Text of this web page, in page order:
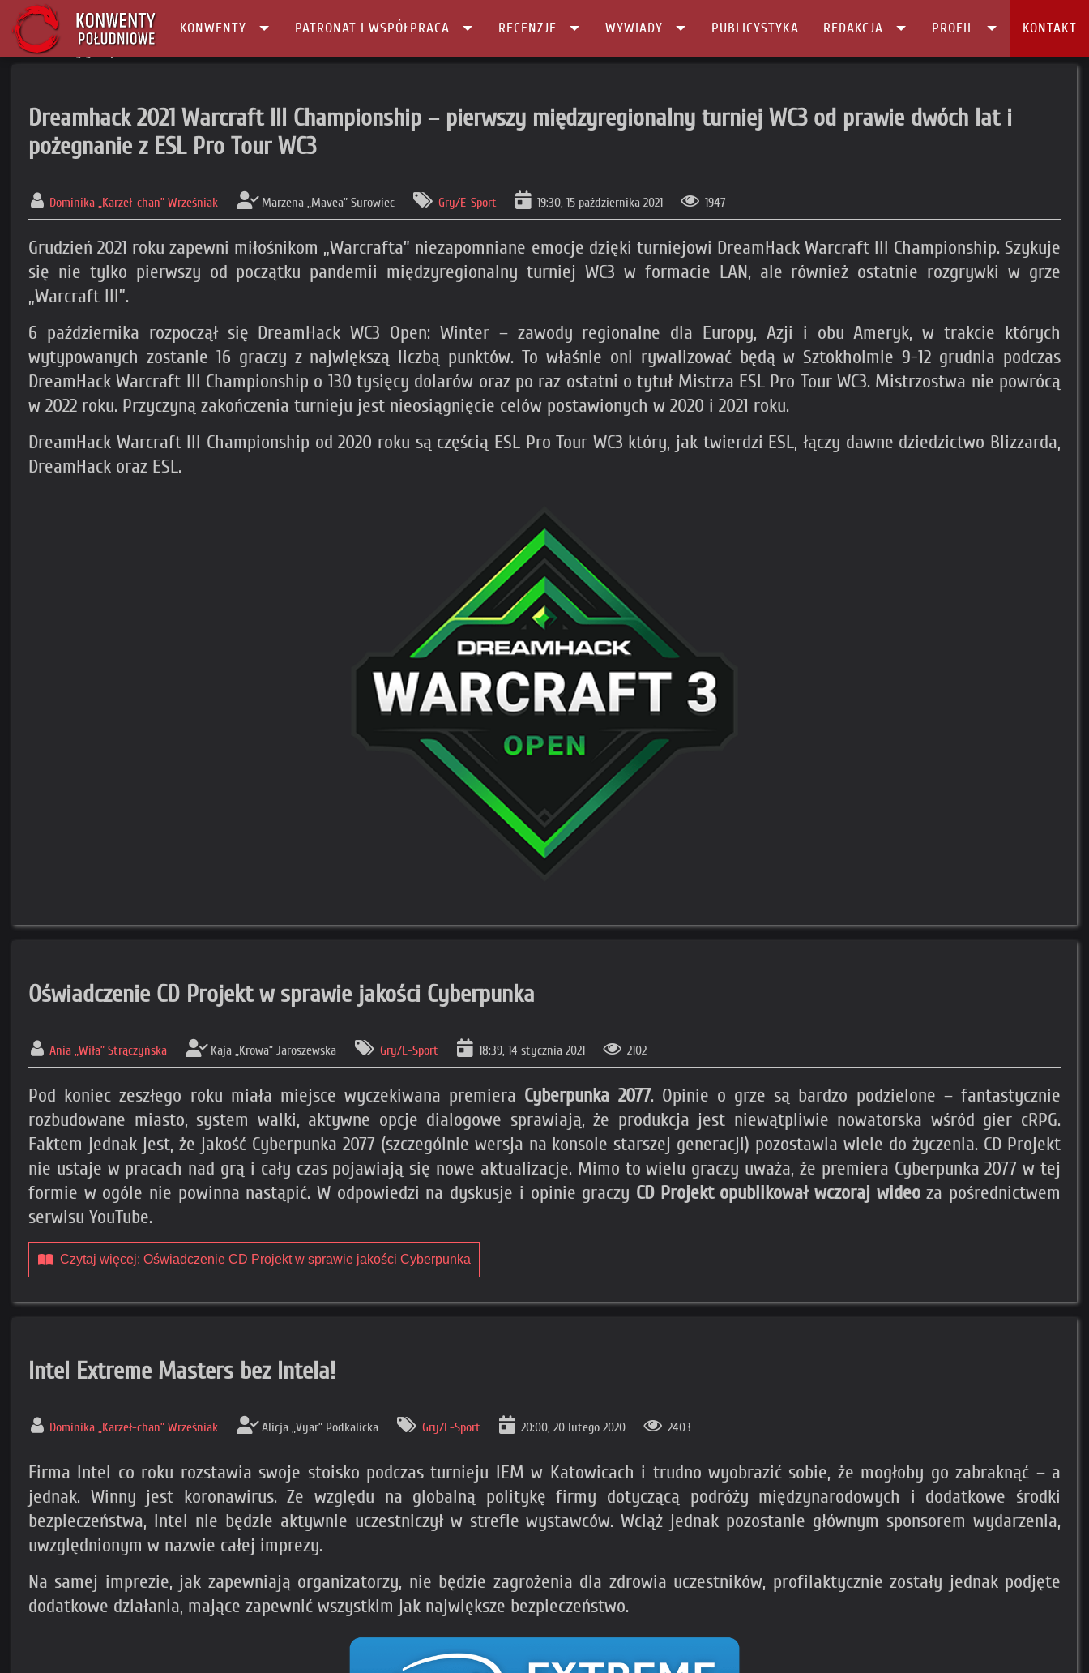
KONWENTY PATRONAT I WSPÓŁPRACA RECENZJE WYWIADY PUBLICYSTYKA REDAKCJA PROFIL KONTAKT
Główna
Dreamhack 2021 Warcraft III Championship – pierwszy międzyregionalny turniej WC3 od prawie dwóch lat i
pożegnanie z ESL Pro Tour WC3
Dominika „Karzeł-chan” Wrześniak Marzena „Mavea” Surowiec Gry/E-Sport 19:30, 15 października 2021 1947
Grudzień 2021 roku zapewni miłośnikom „Warcrafta” niezapomniane emocje dzięki turniejowi DreamHack Warcraft III Championship. Szykuje
się nie tylko pierwszy od początku pandemii międzyregionalny turniej WC3 w formacie LAN, ale również ostatnie rozgrywki w grze
„Warcraft III”.
6 października rozpoczął się DreamHack WC3 Open: Winter – zawody regionalne dla Europy, Azji i obu Ameryk, w trakcie których
wytypowanych zostanie 16 graczy z największą liczbą punktów. To właśnie oni rywalizować będą w Sztokholmie 9-12 grudnia podczas
DreamHack Warcraft III Championship o 130 tysięcy dolarów oraz po raz ostatni o tytuł Mistrza ESL Pro Tour WC3. Mistrzostwa nie powrócą
w 2022 roku. Przyczyną zakończenia turnieju jest nieosiągnięcie celów postawionych w 2020 i 2021 roku.
DreamHack Warcraft III Championship od 2020 roku są częścią ESL Pro Tour WC3 który, jak twierdzi ESL, łączy dawne dziedzictwo Blizzarda,
DreamHack oraz ESL.
Oświadczenie CD Projekt w sprawie jakości Cyberpunka
Ania „Wiła” Strączyńska Kaja „Krowa” Jaroszewska Gry/E-Sport 18:39, 14 stycznia 2021 2102
Pod koniec zeszłego roku miała miejsce wyczekiwana premiera Cyberpunka 2077. Opinie o grze są bardzo podzielone – fantastycznie
rozbudowane miasto, system walki, aktywne opcje dialogowe sprawiają, że produkcja jest niewątpliwie nowatorska wśród gier cRPG.
Faktem jednak jest, że jakość Cyberpunka 2077 (szczególnie wersja na konsole starszej generacji) pozostawia wiele do życzenia. CD Projekt
nie ustaje w pracach nad grą i cały czas pojawiają się nowe aktualizacje. Mimo to wielu graczy uważa, że premiera Cyberpunka 2077 w tej
formie w ogóle nie powinna nastąpić. W odpowiedzi na dyskusje i opinie graczy CD Projekt opublikował wczoraj wideoza pośrednictwem
serwisu YouTube.
Czytaj więcej: Oświadczenie CD Projekt w sprawie jakości Cyberpunka
Intel Extreme Masters bez Intela!
Dominika „Karzeł-chan” Wrześniak Alicja „Vyar” Podkalicka Gry/E-Sport 20:00, 20 lutego 2020 2403
Firma Intel co roku rozstawia swoje stoisko podczas turnieju IEM w Katowicach i trudno wyobrazić sobie, że mogłoby go zabraknąć – a
jednak. Winny jest koronawirus. Ze względu na globalną politykę firmy dotyczącą podróży międzynarodowych i dodatkowe środki
bezpieczeństwa, Intel nie będzie aktywnie uczestniczył w strefie wystawców. Wciąż jednak pozostanie głównym sponsorem wydarzenia,
uwzględnionym w nazwie całej imprezy.
Na samej imprezie, jak zapewniają organizatorzy, nie będzie zagrożenia dla zdrowia uczestników, profilaktycznie zostały jednak podjęte
dodatkowe działania, mające zapewnić wszystkim jak największe bezpieczeństwo.